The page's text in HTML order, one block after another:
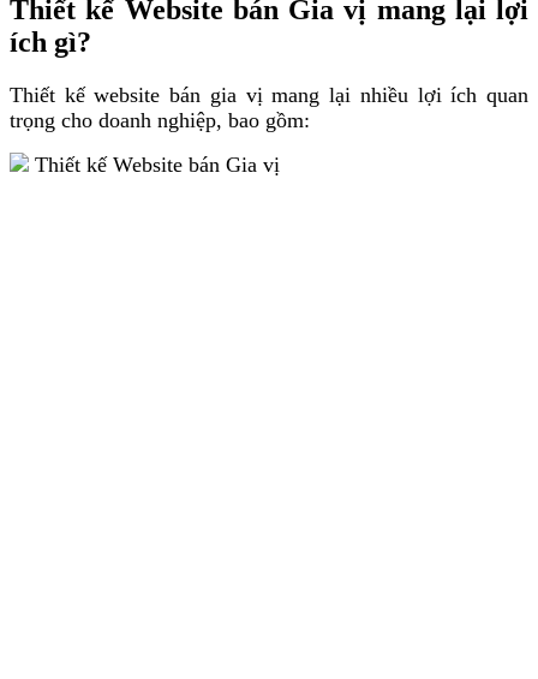
Thiết kế Website bán Gia vị mang lại lợi
ích gì?
Thiết kế website bán gia vị mang lại nhiều lợi ích quan
trọng cho doanh nghiệp, bao gồm: